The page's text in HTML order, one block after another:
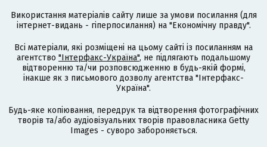
Використання матеріалів сайту лише за умови посилання (для
інтернет-видань - гіперпосилання) на "Економічну правду".
Всі матеріали, які розміщені на цьому сайті із посиланням на
агентство "Інтерфакс-Україна", не підлягають подальшому
відтворенню та/чи розповсюдженню в будь-якій формі,
інакше як з письмового дозволу агентства "Інтерфакс-
Україна".
Будь-яке копіювання, передрук та відтворення фотографічних
творів та/або аудіовізуальних творів правовласника Getty
Images - суворо забороняється.